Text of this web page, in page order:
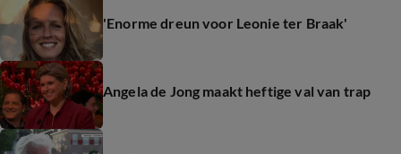
'Enorme dreun voor Leonie ter Braak'
Angela de Jong maakt heftige val van trap